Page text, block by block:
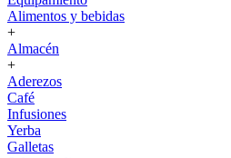
Alimentos y bebidas
+
Almacén
+
Aderezos
Café
Infusiones
Yerba
Galletas